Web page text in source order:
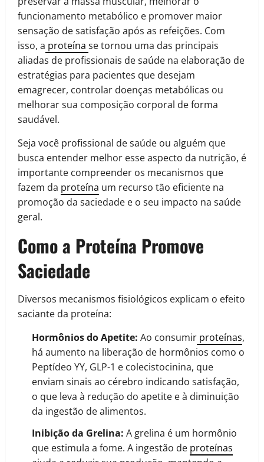
funcionamento metabólico e promover maior
sensação de satisfação após as refeições. Com
isso, a proteína se tornou uma das principais
aliadas de profissionais de saúde na elaboração de
estratégias para pacientes que desejam
emagrecer, controlar doenças metabólicas ou
melhorar sua composição corporal de forma
saudável.
Seja você profissional de saúde ou alguém que
busca entender melhor esse aspecto da nutrição, é
importante compreender os mecanismos que
fazem da proteína um recurso tão eficiente na
promoção da saciedade e o seu impacto na saúde
geral.
Como a Proteína Promove
Saciedade
Diversos mecanismos fisiológicos explicam o efeito
saciante da proteína:
Hormônios do Apetite: Ao consumir proteínas,
há aumento na liberação de hormônios como o
Peptídeo YY, GLP-1 e colecistocinina, que
enviam sinais ao cérebro indicando satisfação,
o que leva à redução do apetite e à diminuição
da ingestão de alimentos.
Inibição da Grelina: A grelina é um hormônio
que estimula a fome. A ingestão de proteínas